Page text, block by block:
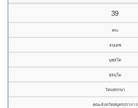
39
พระ
ธนเดช
นุชสโต
สุธมฺโม
วัดแพรกษา
คณะจังหวัดสมุทรปราการ